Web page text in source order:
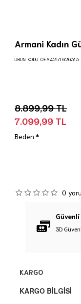
Armani Kadın
0
7.099,99 TL
8.899,99 TL
ÜRÜN KODU: 0EA4251 626313-
Beden
3D
KARGO
KARGO BİLGİSİ